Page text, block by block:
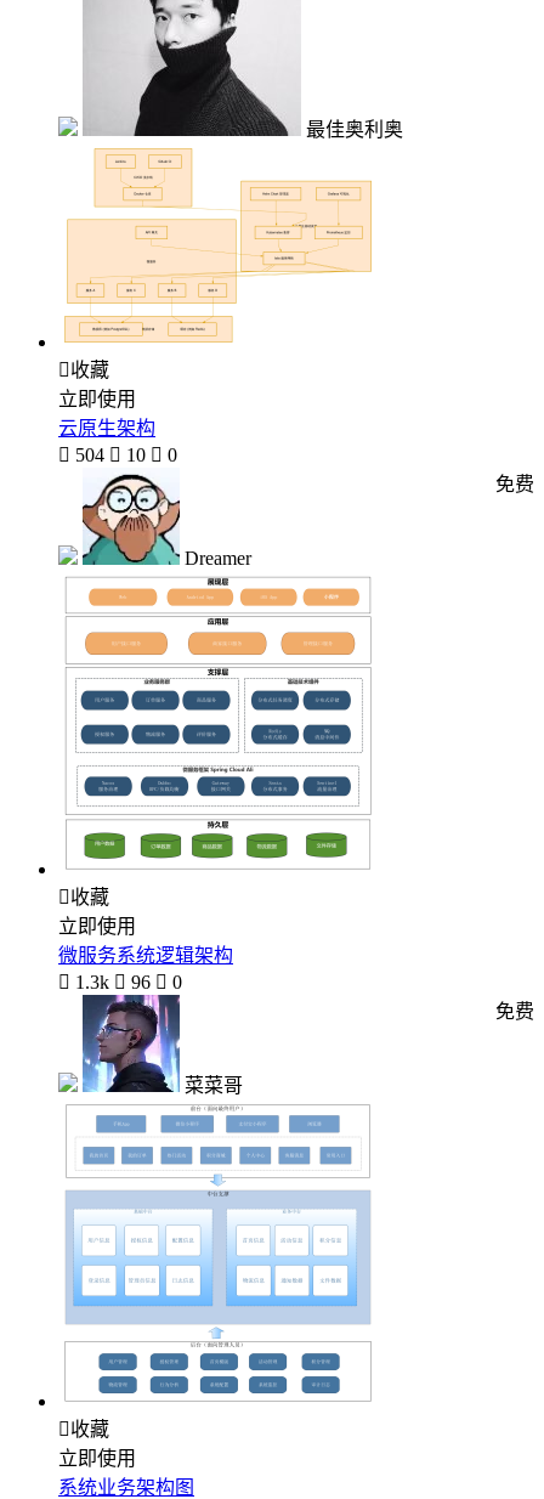
最佳奥利奥
收藏
立即使用
云原生架构
 504  10  0
Dreamer
免费
收藏
立即使用
微服务系统逻辑架构
 1.3k  96  0
菜菜哥
免费
收藏
立即使用
系统业务架构图